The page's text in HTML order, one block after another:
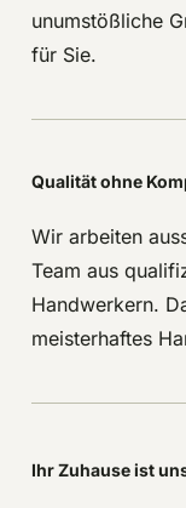
Ihr Zuhause ist
Qualität ohne
Wir arbeiten
Team aus
Handwerkern.
meisterhaftes
unumstößliche
für Sie.